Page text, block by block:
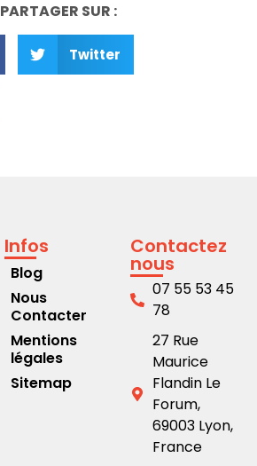
PARTAGER SUR :
Twitter
Infos
Blog
Nous
Contacter
Mentions
légales
Sitemap
Contactez
nous
07 55 53 45
78
27 Rue
Maurice
Flandin Le
Forum,
69003 Lyon,
France